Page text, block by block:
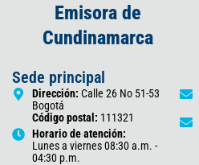
Emisora de
Cundinamarca
Sede principal
Dirección: Calle 26 No 51-53
Bogotá
Código postal: 111321
Horario de atención:
Lunes a viernes 08:30 a.m. -
04:30 p.m.